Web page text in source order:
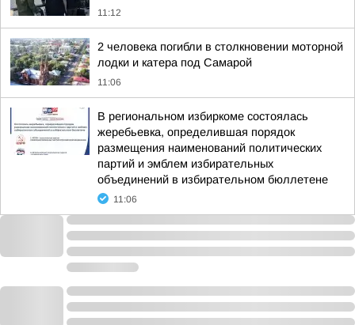
11:12
2 человека погибли в столкновении моторной
лодки и катера под Самарой
11:06
В региональном избиркоме состоялась
жеребьевка, определившая порядок
размещения наименований политических
партий и эмблем избирательных
объединений в избирательном бюллетене
11:06